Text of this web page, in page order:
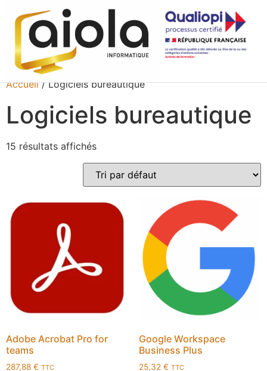
Accueil/ Logiciels bureautique
Logiciels bureautique
15 résultats affichés
Adobe Acrobat Pro for
teams
287,88 € TTC
Google Workspace
Business Plus
25,32 € TTC